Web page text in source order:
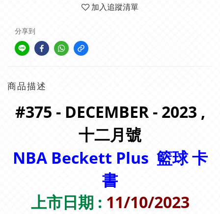
加入追蹤清單
分享到
商品描述
#375 - DECEMBER - 2023 ,
十二月號
NBA Beckett Plus 籃球 卡
書
上市日期 : 11/10/2023